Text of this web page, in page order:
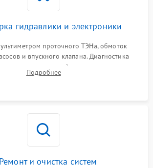
гидравлики и электроники
проточного ТЭНа, обмоток
и впускного клапана. Диагностика
уровня воды), датчика мутности,
и электронного модуля управления.
Подробнее
и очистка систем